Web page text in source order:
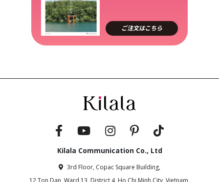
ご注文はこちら
Kilala Communication Co., Ltd
3rd Floor, Copac Square Building,